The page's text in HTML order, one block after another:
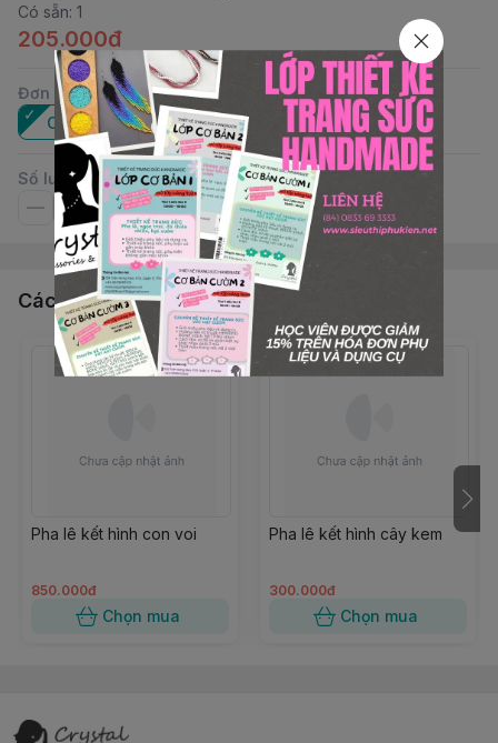
Có sẵn: 1
205.000đ
Đơn vị :
Cái
Số lượng
Các sản phẩm, dịch vụ khác
Pha lê kết hình con voi
850.000đ
Chọn mua
Pha lê kết hình cây kem
300.000đ
Chọn mua